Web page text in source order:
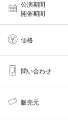
公演期間
開催期間
価格
問い合わせ
販売元